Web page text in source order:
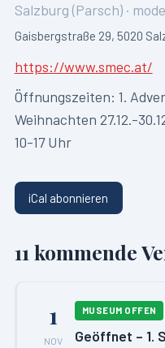
Salzburg (Parsch)·
Gaisbergstraße 29, 5020
https://www.smec.at/
Öffnungszeiten: 1.
Weihnachten 27.12.-
10-17 Uhr
iCal abonnieren
11 kommende
1
NOV
MUSEUM OFFEN
Geöffnet – 1.